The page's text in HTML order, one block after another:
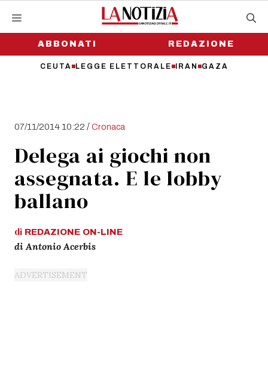
contenutoABBONATI
CEUTA LEGGE ELETTORALE IRAN GAZA
REDAZIONE
07/11/2014 10:22 /Cronaca
Delega ai giochi non
assegnata. E le lobby
ballano
di REDAZIONE ON-LINE
di Antonio Acerbis